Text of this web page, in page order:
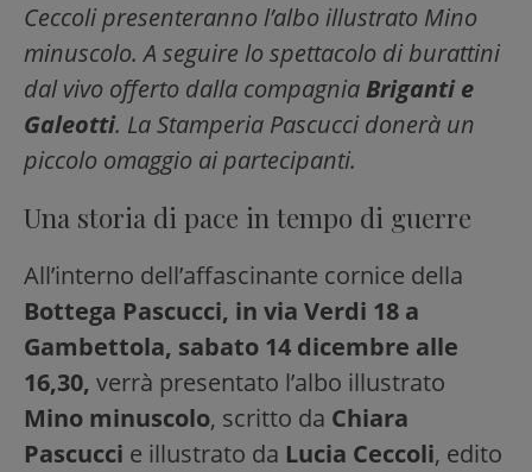
Ceccoli presenteranno l’albo illustrato Mino
minuscolo. A seguire lo spettacolo di burattini
dal vivo offerto dalla compagniaBriganti e
Galeotti. La Stamperia Pascucci donerà un
piccolo omaggio ai partecipanti.
Una storia di pace in tempo di guerre
All’interno dell’affascinante cornice della
Bottega Pascucci, in via Verdi 18 a
Gambettola, sabato 14 dicembre alle
16,30, verrà presentato l’albo illustrato
Mino minuscolo, scritto da Chiara
Pascucci e illustrato da Lucia Ceccoli, edito